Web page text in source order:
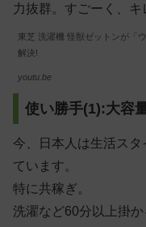
力抜群。すごーく、キ
東芝 洗濯機 怪獣ゼットンが「
解決!
youtu.be
使い勝手(1):大容
今、日本人は生活ス
ています。
特に共稼ぎ。
洗濯など60分以上掛